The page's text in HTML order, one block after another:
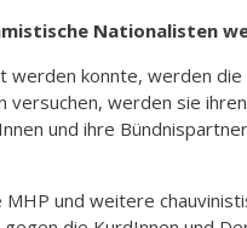
Nationalisten
konnte, werden
versuchen, werden sie
und ihre
und weitere